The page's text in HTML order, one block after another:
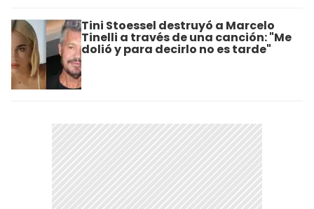
Tini Stoessel destruyó a Marcelo
Tinelli a través de una canción: "Me
dolió y para decirlo no es tarde"